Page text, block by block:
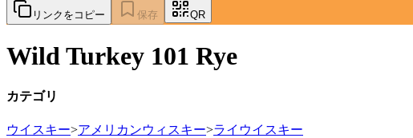
リンクをコピー 保存 QR
Wild Turkey 101 Rye
カテゴリ
ウイスキー>アメリカンウィスキー>ライウイスキー